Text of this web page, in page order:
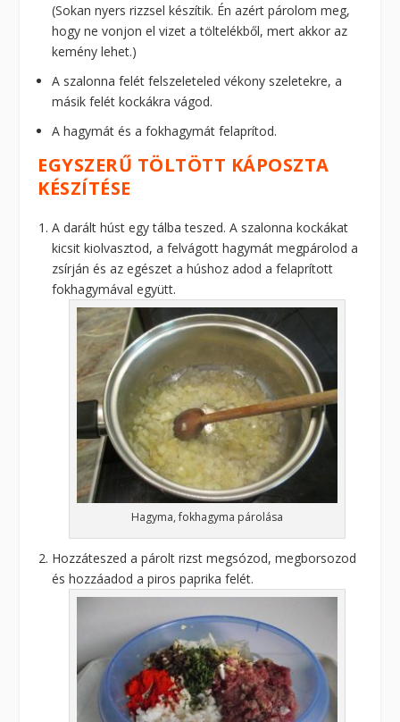
(Sokan nyers rizzsel készítik. Én azért párolom meg,
hogy ne vonjon el vizet a töltelékből, mert akkor az
kemény lehet.)
A szalonna felét felszeleteled vékony szeletekre, a
másik felét kockákra vágod.
A hagymát és a fokhagymát felaprítod.
EGYSZERŰ TÖLTÖTT KÁPOSZTA
KÉSZÍTÉSE
A darált húst egy tálba teszed. A szalonna kockákat
kicsit kiolvasztod, a felvágott hagymát megpárolod a
zsírján és az egészet a húshoz adod a felaprított
fokhagymával együtt.
Hagyma, fokhagyma párolása
Hozzáteszed a párolt rizst megsózod, megborsozod
és hozzáadod a piros paprika felét.